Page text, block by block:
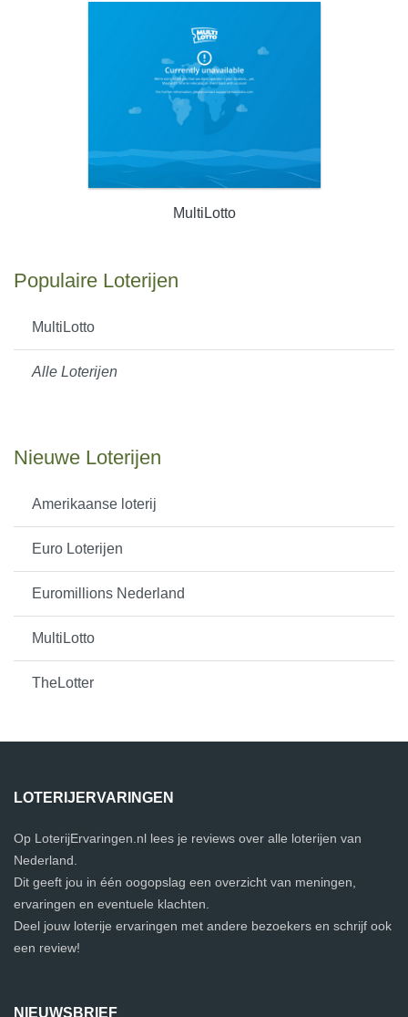
MultiLotto
Populaire Loterijen
MultiLotto
Alle Loterijen
Nieuwe Loterijen
Amerikaanse loterij
Euro Loterijen
Euromillions Nederland
MultiLotto
TheLotter
LOTERIJERVARINGEN
Op LoterijErvaringen.nl lees je reviews over alle loterijen van
Nederland.
Dit geeft jou in één oogopslag een overzicht van meningen,
ervaringen en eventuele klachten.
Deel jouw loterije ervaringen met andere bezoekers en schrijf ook
een review!
NIEUWSBRIEF